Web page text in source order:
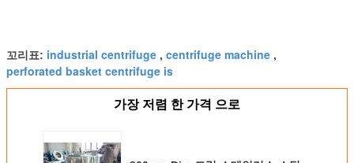
꼬리표: industrial centrifuge , centrifuge machine ,
perforated basket centrifuge is
가장 저렴 한 가격 으로